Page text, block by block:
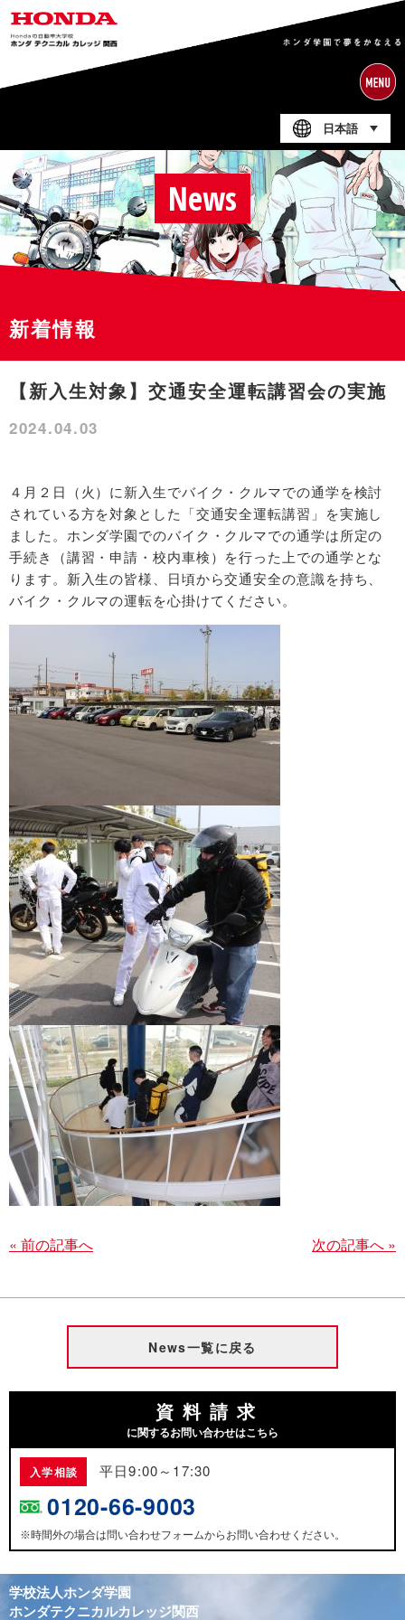
日本語
News
新着情報
【新入生対象】交通安全運転講習会の実施
2024.04.03
４月２日（火）に新入生でバイク・クルマでの通学を検討
されている方を対象とした「交通安全運転講習」を実施し
ました。ホンダ学園でのバイク・クルマでの通学は所定の
手続き（講習・申請・校内車検）を行った上での通学とな
ります。新入生の皆様、日頃から交通安全の意識を持ち、
バイク・クルマの運転を心掛けてください。
« 前の記事へ 次の記事へ »
News一覧に戻る
資料請求
に関するお問い合わせはこちら
入学相談 平日9:00～17:30
0120-66-9003
※時間外の場合は問い合わせフォームからお問い合わせください。
学校法人ホンダ学園
ホンダテクニカルカレッジ関西